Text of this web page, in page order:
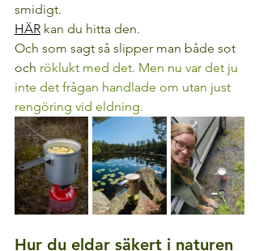
smidigt.
HÄR kan du hitta den.
Och som sagt så slipper man både sot
och röklukt med det. Men nu var det ju
inte det frågan handlade om utan just
rengöring vid eldning.
Hur du eldar säkert i naturen